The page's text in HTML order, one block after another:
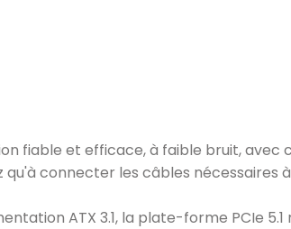
fiable et efficace, à faible bruit, avec
connecter les câbles nécessaires
ATX 3.1, la plate-forme PCIe 5.1